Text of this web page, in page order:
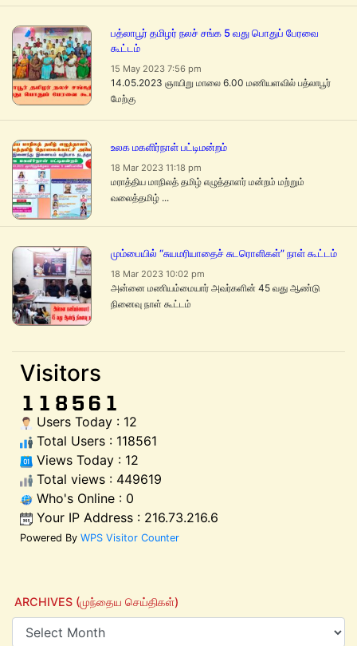
பத்லாபூர் தமிழர் நலச் சங்க 5 வது பொதுப் பேரவை
கூட்டம்
15 May 2023 7:56 pm
14.05.2023 ஞாயிறு மாலை 6.00 மணியளவில் பத்லாபூர்
மேற்கு
உலக மகளிர்நாள் பட்டிமன்றம்
18 Mar 2023 11:18 pm
மராத்திய மாநிலத் தமிழ் எழுத்தாளர் மன்றம் மற்றும்
வலைத்தமிழ் ...
மும்பையில் “சுயமரியாதைச் சுடரொளிகள்” நாள் கூட்டம்
18 Mar 2023 10:02 pm
அன்னை மணியம்மையார் அவர்களின் 45 வது ஆண்டு
நினைவு நாள் கூட்டம்
Visitors
Users Today : 12
Total Users : 118561
Views Today : 12
Total views : 449619
Who's Online : 0
Your IP Address : 216.73.216.6
Powered By WPS Visitor Counter
ARCHIVES (முந்தைய செய்திகள்)